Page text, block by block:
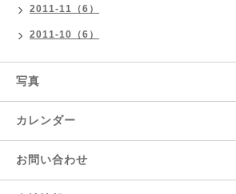
2011-11（6）
2011-10（6）
写真
カレンダー
お問い合わせ